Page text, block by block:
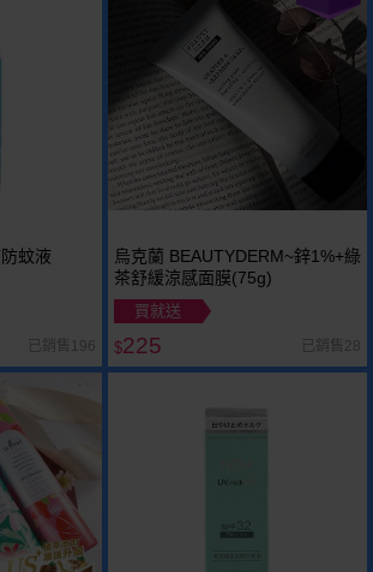
蚊液
已銷售196
烏克蘭 BEAUTYDERM~鋅1%+綠
茶舒緩涼感面膜(75g)
買就送
$225 已銷售28